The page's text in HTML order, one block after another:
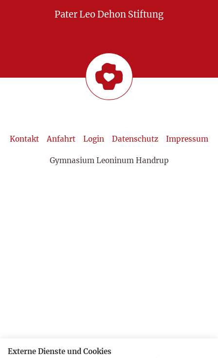
Pater Leo Dehon Stiftung
Kontakt Anfahrt Login Datenschutz Impressum
Gymnasium Leoninum Handrup
Externe Dienste und Cookies